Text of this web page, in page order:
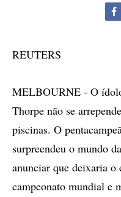
REUTERS
MELBOURNE - O
Thorpe não se
piscinas. O
surpreendeu o mundo
anunciar que deixaria o
campeonato mundial e